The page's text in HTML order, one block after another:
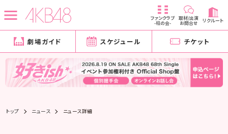
ファンクラブ
-柱の会-
取材/出演
お問合せ リクルート
劇場ガイド スケジュール チケット
トップ ニュース ニュース詳細